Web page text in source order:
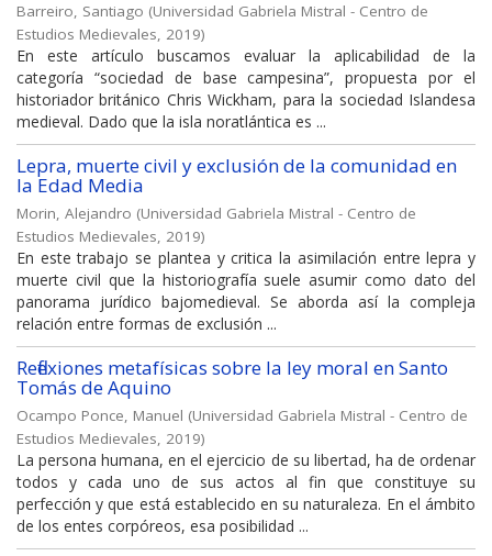
Barreiro, Santiago (Universidad Gabriela Mistral - Centro de
Estudios Medievales, 2019)
En este artículo buscamos evaluar la aplicabilidad de la
categoría “sociedad de base campesina”, propuesta por el
historiador británico Chris Wickham, para la sociedad Islandesa
medieval. Dado que la isla noratlántica es ...
Lepra, muerte civil y exclusión de la comunidad en
la Edad Media
Morin, Alejandro (Universidad Gabriela Mistral - Centro de
Estudios Medievales, 2019)
En este trabajo se plantea y critica la asimilación entre lepra y
muerte civil que la historiografía suele asumir como dato del
panorama jurídico bajomedieval. Se aborda así la compleja
relación entre formas de exclusión ...
Reflexiones metafísicas sobre la ley moral en Santo
Tomás de Aquino
Ocampo Ponce, Manuel (Universidad Gabriela Mistral - Centro de
Estudios Medievales, 2019)
La persona humana, en el ejercicio de su libertad, ha de ordenar
todos y cada uno de sus actos al fin que constituye su
perfección y que está establecido en su naturaleza. En el ámbito
de los entes corpóreos, esa posibilidad ...